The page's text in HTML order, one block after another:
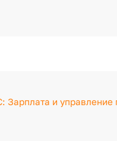
Зарплата и